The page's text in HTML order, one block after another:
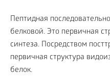
Пептидная
белковой. Это первичная
синтеза. Посредством
первичная структура
белок.